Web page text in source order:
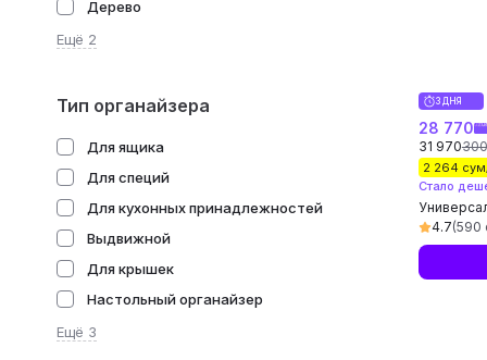
Дерево
Ещё 2
Тип органайзера
Для ящика
Для специй
Для кухонных принадлежностей
Выдвижной
Для крышек
Настольный органайзер
Ещё 3
3 ДНЯ
28 770
31 970
2 264
Стало
хранения
белья,
4.7(590